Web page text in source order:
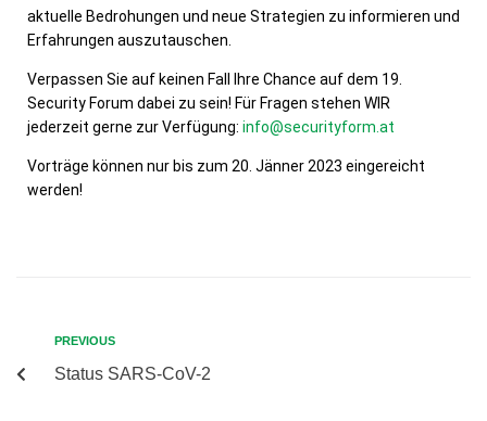
aktuelle Bedrohungen und neue Strategien zu informieren und
Erfahrungen auszutauschen.
Verpassen Sie auf keinen Fall Ihre Chance auf dem 19.
Security Forum dabei zu sein! Für Fragen stehen WIR
jederzeit gerne zur Verfügung: info@securityform.at
Vorträge können nur bis zum 20. Jänner 2023 eingereicht
werden!
PREVIOUS
Status SARS-CoV-2